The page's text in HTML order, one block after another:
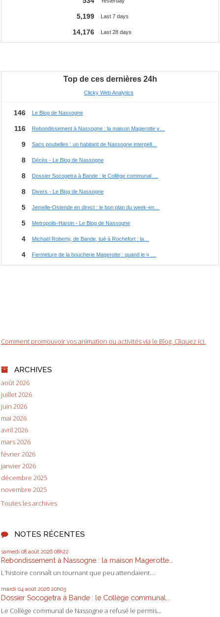
Comment promouvoir vos animation ou activités via le Blog. Cliquez ici.
ARCHIVES
août 2026
juillet 2026
juin 2026
mai 2026
avril 2026
mars 2026
février 2026
janvier 2026
décembre 2025
novembre 2025
Toutes les archives
NOTES RÉCENTES
samedi 08 août 2026 08h22
Rebondissement à Nassogne : la maison Magerotte...
L'histoire connaît un tournant que peu attendaient....
mardi 04 août 2026 20h03
Dossier Socogetra à Bande : le Collège communal...
Le Collège communal de Nassogne a refusé le permis...